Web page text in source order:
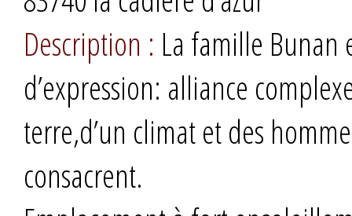
Description : La famille Bunan
d’expression: alliance
terre,d’un climat et des
consacrent.